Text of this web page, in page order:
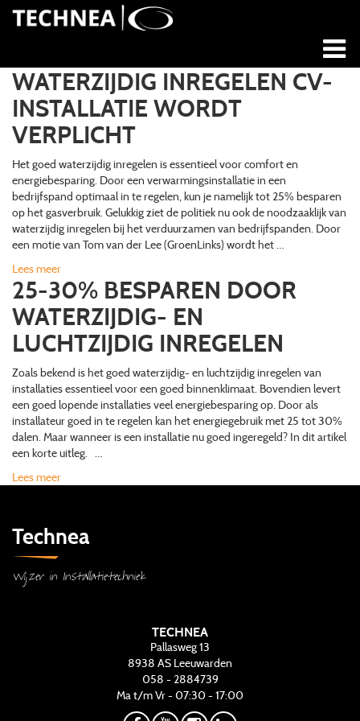
WATERZIJDIG INREGELEN CV-
INSTALLATIE WORDT
VERPLICHT
Het goed waterzijdig inregelen is essentieel voor comfort en
energiebesparing. Door een verwarmingsinstallatie in een
bedrijfspand optimaal in te regelen, kun je namelijk tot 25% besparen
op het gasverbruik. Gelukkig ziet de politiek nu ook de noodzaaklijk van
waterzijdig inregelen bij het verduurzamen van bedrijfspanden. Door
een motie van Tom van der Lee (GroenLinks) wordt het …
Lees meer
25-30% BESPAREN DOOR
WATERZIJDIG- EN
LUCHTZIJDIG INREGELEN
Zoals bekend is het goed waterzijdig- en luchtzijdig inregelen van
installaties essentieel voor een goed binnenklimaat. Bovendien levert
een goed lopende installaties veel energiebesparing op. Door als
installateur goed in te regelen kan het energiegebruik met 25 tot 30%
dalen. Maar wanneer is een installatie nu goed ingeregeld? In dit artikel
een korte uitleg. …
Lees meer
Technea
Wijzer in Installatietechniek
TECHNEA
Pallasweg 13
8938 AS Leeuwarden
058 - 2884739
Ma t/m Vr - 07:30 - 17:00